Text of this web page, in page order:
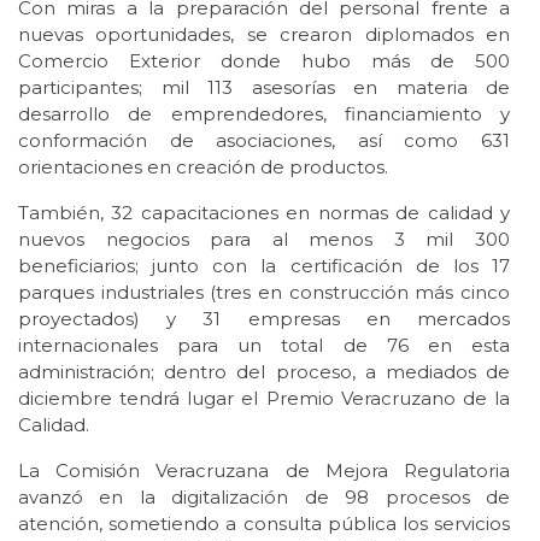
Con miras a la preparación del personal frente a
nuevas oportunidades, se crearon diplomados en
Comercio Exterior donde hubo más de 500
participantes; mil 113 asesorías en materia de
desarrollo de emprendedores, financiamiento y
conformación de asociaciones, así como 631
orientaciones en creación de productos.
También, 32 capacitaciones en normas de calidad y
nuevos negocios para al menos 3 mil 300
beneficiarios; junto con la certificación de los 17
parques industriales (tres en construcción más cinco
proyectados) y 31 empresas en mercados
internacionales para un total de 76 en esta
administración; dentro del proceso, a mediados de
diciembre tendrá lugar el Premio Veracruzano de la
Calidad.
La Comisión Veracruzana de Mejora Regulatoria
avanzó en la digitalización de 98 procesos de
atención, sometiendo a consulta pública los servicios